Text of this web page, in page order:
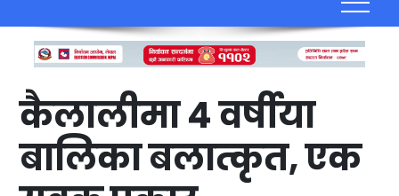
कैलालीमा ४ वर्षीया
बालिका बलात्कृत, एक